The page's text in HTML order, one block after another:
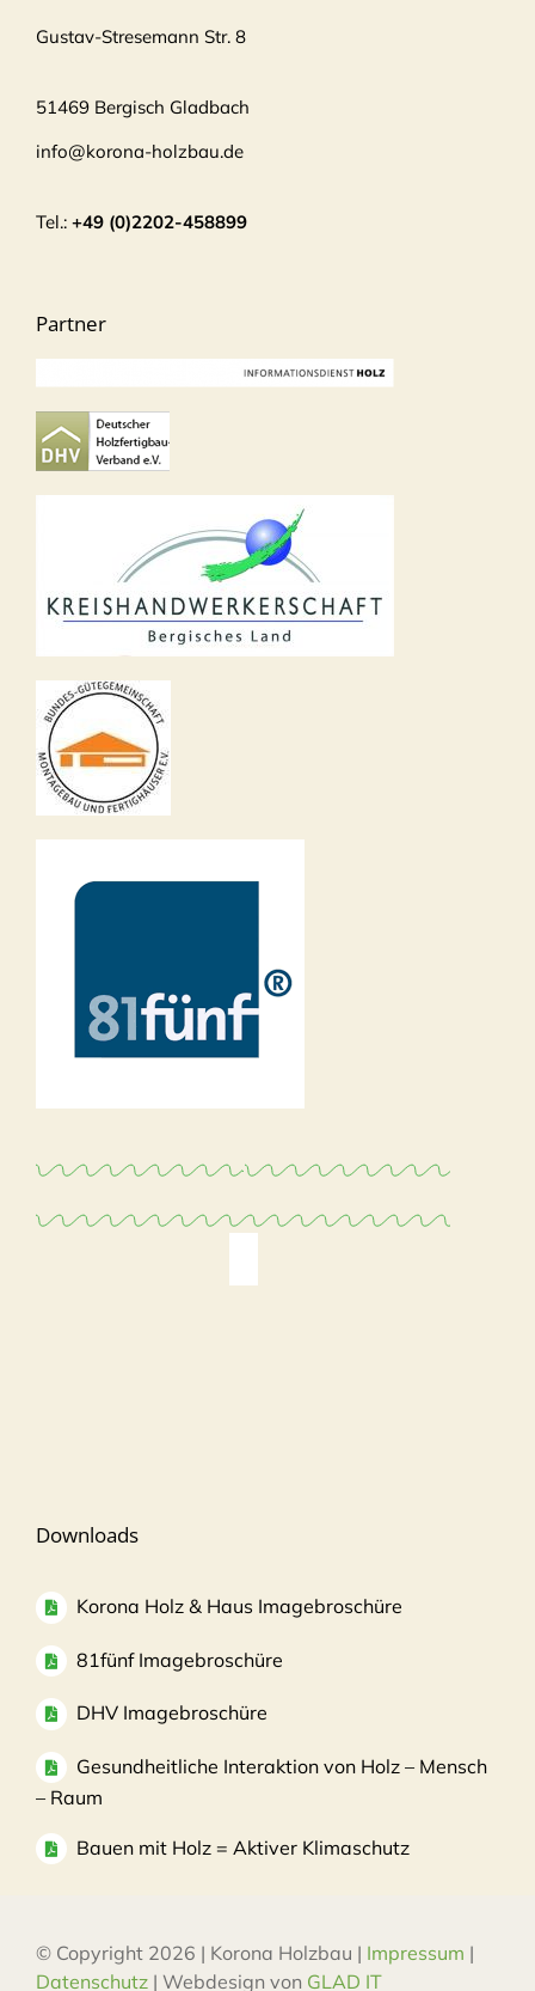
Gustav-Stresemann Str. 8
51469 Bergisch Gladbach
info@korona-holzbau.de
Tel.: +49 (0)2202-458899
Partner
Downloads
Korona Holz & Haus Imagebroschüre
81fünf Imagebroschüre
DHV Imagebroschüre
Gesundheitliche Interaktion von Holz – Mensch
– Raum
Bauen mit Holz = Aktiver Klimaschutz
© Copyright 2026 | Korona Holzbau | Impressum |
Datenschutz| Webdesign von GLAD IT